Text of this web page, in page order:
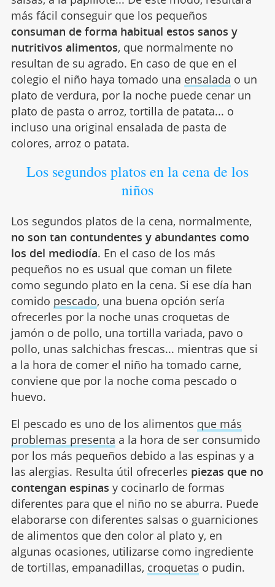
más fácil conseguir que los pequeños
consuman de forma habitual estos sanos y
nutritivos alimentos, que normalmente no
resultan de su agrado. En caso de que en el
colegio el niño haya tomado una ensalada o un
plato de verdura, por la noche puede cenar un
plato de pasta o arroz, tortilla de patata... o
incluso una original ensalada de pasta de
colores, arroz o patata.
Los segundos platos en la cena de los
niños
Los segundos platos de la cena, normalmente,
no son tan contundentes y abundantes como
los del mediodía. En el caso de los más
pequeños no es usual que coman un filete
como segundo plato en la cena. Si ese día han
comido pescado, una buena opción sería
ofrecerles por la noche unas croquetas de
jamón o de pollo, una tortilla variada, pavo o
pollo, unas salchichas frescas... mientras que si
a la hora de comer el niño ha tomado carne,
conviene que por la noche coma pescado o
huevo.
El pescado es uno de los alimentos que más
problemas presenta a la hora de ser consumido
por los más pequeños debido a las espinas y a
las alergias. Resulta útil ofrecerles piezas que no
contengan espinas y cocinarlo de formas
diferentes para que el niño no se aburra. Puede
elaborarse con diferentes salsas o guarniciones
de alimentos que den color al plato y, en
algunas ocasiones, utilizarse como ingrediente
de tortillas, empanadillas, croquetas o pudin.